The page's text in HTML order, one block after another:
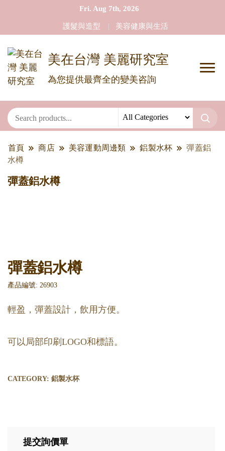
Fri. Aug 7th, 2026
護髮與造型 美容健康與生活
美在台灣 美麗研究室
為您提供最齊全的變美咨詢
首頁 商店 美容運動周邊類 鋁製水杯
彈蓋鋁
水樽
彈蓋鋁水樽
彈蓋鋁水樽
產品編號: 26903
輕盈，彈蓋設計，飲用方便。
可以局部印刷LOGO和標語。
CATEGORY: 鋁製水杯
提交詢價單